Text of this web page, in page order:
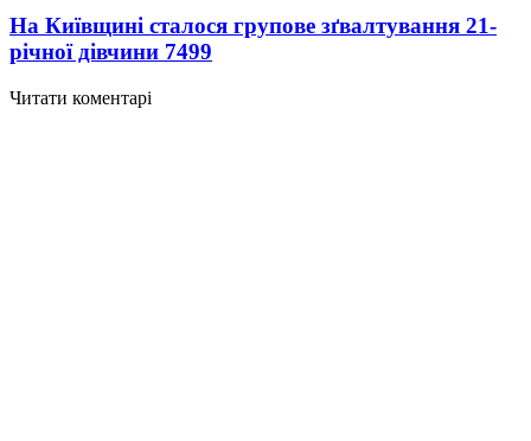
На Київщині сталося групове зґвалтування 21-
річної дівчини 7499
Читати коментарі